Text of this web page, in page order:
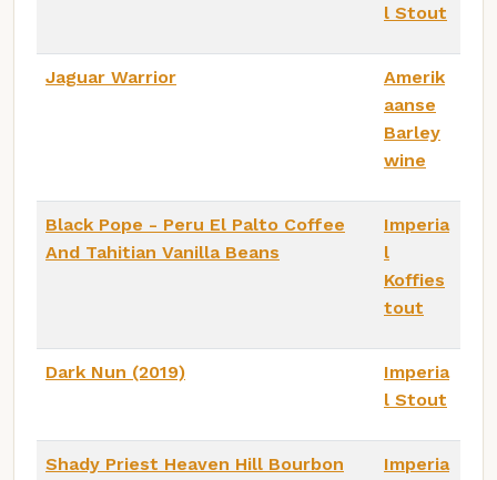
l Stout
Jaguar Warrior
Amerik
aanse
Barley
wine
Black Pope - Peru El Palto Coffee
And Tahitian Vanilla Beans
Imperia
l
Koffies
tout
Dark Nun (2019)
Imperia
l Stout
Shady Priest Heaven Hill Bourbon Imperia